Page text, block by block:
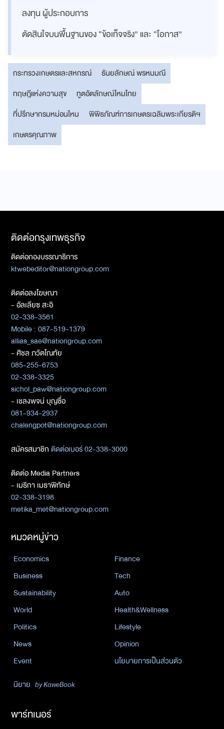
ลงทุน ผู้ประกอบการ
ตัดสินใจบนพื้นฐานของ “ข้อเท็จจริง” และ “โอกาส”
กระทรวงเกษตรและสหกรณ์
ธันยลักษณ์ พรหมมณี
ทฤษฎีแห่งความสุข
ทูตอัตลักษณ์ไหมไทย
ที่ปรึกษากรมหม่อนไหม
พิพิธภัณฑ์การเกษตรเฉลิมพระเกียรติฯ
เกษตรคุณภาพ
ติดต่อกรุงเทพธุรกิจ
ติดต่อกองบรรณาธิการ
ktwebeditor@nationgroup.com
ติดต่อลงโฆษณา
- อัลเลียซ สะอิ
02-338-3561
Mobile : 087-519-1379
allias_sae@nationgroup.com
- ศิชล ภวัตโณทัย
085-255-6753
02-338-3325
sichol_paw@nationgroup.com
- เชลงพจน์ บุญซื่อ
081-934-2937
chalengpot@nationgroup.com
สมัครสมาชิกติดต่อเบอร์ 02-338-3000
ติดต่อ Media Partners
- เมธิกา เมธาพิทักษ์
02-338-3198
metika_met@nationgroup.com
หมวดหมู่ข่าว
Economics
Finance
Business
Tech
Sustainability
Auto
World
Health&Wellness
Politics
Lifestyle
News
Opinion
Event
นโยบายการเป็นส่วนตัว
นิยาย by KaweBook
พาร์ทเนอร์